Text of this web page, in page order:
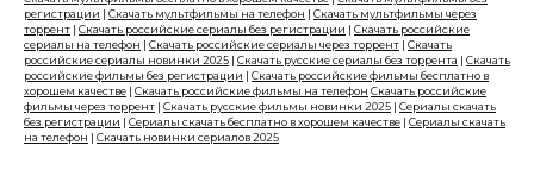
регистрации | Скачать мультфильмы на телефон | Скачать мультфильмы через
торрент | Скачать российские сериалы без регистрации | Скачать российские
сериалы на телефон | Скачать российские сериалы через торрент | Скачать
российские сериалы новинки 2025 | Скачать русские сериалы без торрента | Скачать
российские фильмы без регистрации | Скачать российские фильмы бесплатно в
хорошем качестве | Скачать российские фильмы на телефон Скачать российские
фильмы через торрент | Скачать русские фильмы новинки 2025 | Сериалы скачать
без регистрации | Сериалы скачать бесплатно в хорошем качестве | Сериалы скачать
на телефон | Скачать новинки сериалов 2025